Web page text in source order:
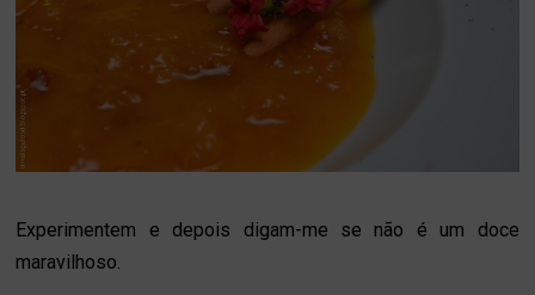
Experimentem e depois digam-me se não é um doce
maravilhoso.